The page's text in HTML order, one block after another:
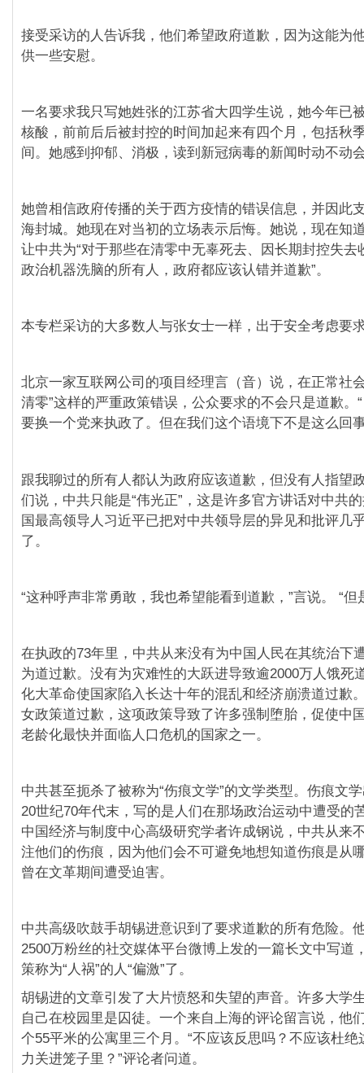
接受采访的人告诉我，他们希望政府道歉，因为这能为
供一些安慰。
一名要求我只写她姓张的江苏省大四学生说，她今年已
核酸，前前后后被封控的时间加起来有四个月，包括秋
间。她感到抑郁、消极，读到新冠病毒的新闻时动不动
她曾相信政府传播的关于西方疫情的错误信息，并因此
海封城。她现在对当初的立场表示后悔。她说，现在知
让中共为“对于那些在清零中无辜死去、因长期封控失去
政治机器洗脑的所有人，政府都应该认错并道歉”。
本专栏采访的大多数人与张女士一样，出于安全考虑要
北京一家互联网公司的项目经理言（音）说，在正常社
清零”这样的严重政策错误，公众要求的不会只是道歉。
要换一个党来执政了。但在我们这个语境下不是这么回
跟我聊过的所有人都认为政府应该道歉，但没有人指望
们说，中共只能是“伟光正”，这是许多官方讲话对中共
国最高领导人习近平已把对中共领导层的异见和批评几
了。
“这种呼声非常勇敢，我也希望能看到道歉，”言说。 “但
在执政的73年里，中共从来没有为中国人民在其统治下
为道过歉。没有为灾难性的大跃进导致逾2000万人饿死
化大革命使国家陷入长达十年的混乱和经济崩溃道过歉
女政策道过歉，这项政策导致了许多强制堕胎，促使中
老龄化最快并面临人口危机的国家之一。
中共甚至扼杀了被称为“伤痕文学”的文学类型。伤痕文
20世纪70年代末，写的是人们在那场政治运动中遭受的
中国经济与制度中心高级研究学者许成钢说，中共从来
注他们的伤痕，因为他们会不可避免地想知道伤痕是从
曾在文革期间遭受迫害。
中共高级吹鼓手胡锡进意识到了要求道歉的所有危险。
2500万粉丝的社交媒体平台微博上发的一篇长文中写道
策称为“人祸”的人“偏激”了。
胡锡进的文章引发了大片愤怒和失望的声音。许多大学
自己在校园里是囚徒。一个来自上海的评论留言说，他
个55平米的公寓里三个月。“不应该反思吗？不应该杜绝
力关进笼子里？”评论者问道。